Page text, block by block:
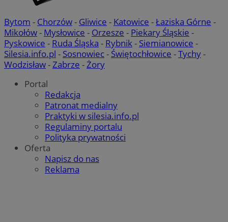
Bytom - Chorzów- Gliwice - Katowice -Łaziska Górne -
Mikołów- Mysłowice - Orzesze - Piekary Śląskie -
Pyskowice - Ruda Śląska - Rybnik- Siemianowice -
Silesia.info.pl - Sosnowiec- Świętochłowice -Tychy-
Wodzisław-Zabrze -Żory
Portal
Redakcja
Patronat medialny
Praktyki w silesia.info.pl
Regulaminy portalu
Polityka prywatności
Oferta
Napisz do nas
Reklama